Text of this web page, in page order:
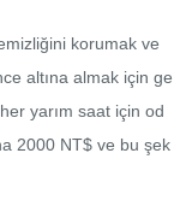
korumak ve
altına almak için ge
yarım saat için od
2000 NT$ ve bu şek